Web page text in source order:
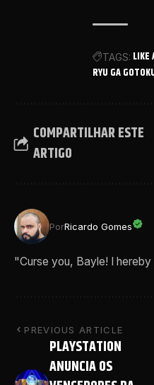
TAGS: LIKE
RYU GA
COMPARTILHAR ESTE
ARTIGO
PorRicardo Gomes
"Curse you, Bayle! I
PREVIOUS ARTICLE
PLAYSTATION
ANUNCIA OS